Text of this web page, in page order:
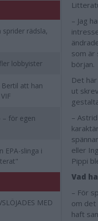
sprider rädsla,
lobbyister
att han
– för egen
EPA-slinga i
MED
– Jag
som är
början.
Det
ut
–
eller
Pippi
Vad
– För
om det
haft